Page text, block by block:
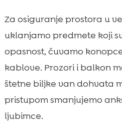
Za osiguranje prostora u
uklanjamo predmete koji
opasnost, čuvamo
kablove. Prozori i balkon
štetne biljke van dohvata
pristupom smanjujemo
ljubimce.